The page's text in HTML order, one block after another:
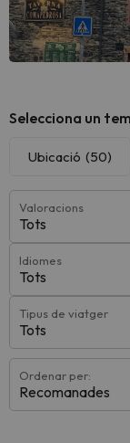
Selecciona un
Ubicació (50)
Valoracions
Tots
Idiomes
Tots
Tipus de viatger
Tots
Ordenar per:
Recomanades